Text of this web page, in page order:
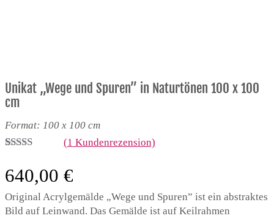
Unikat „Wege und Spuren” in Naturtönen 100 x 100
cm
Format: 100 x 100 cm
5.00 von 5,
basierend
Kundenbewertung
(1 Kundenrezension)
640,00 €
Original Acrylgemälde „Wege und Spuren” ist ein abstraktes
Bild auf Leinwand. Das Gemälde ist auf Keilrahmen